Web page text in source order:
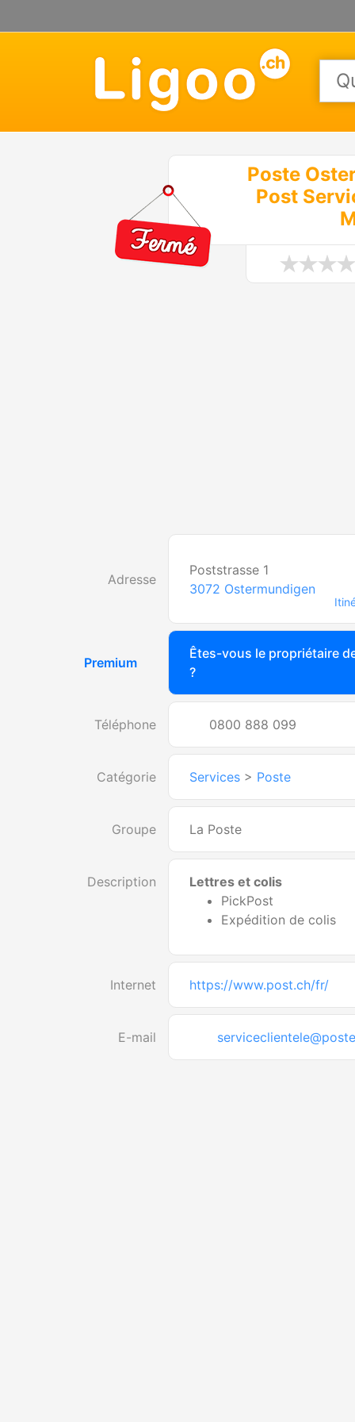
Poste
Post
Adresse
Poststrasse 1
3072 Ostermundigen
Premium
Êtes-vous le propriétaire
?
Téléphone 0800 888 099
Catégorie Services > Poste
Groupe La Poste
Description
Lettres et colis
PickPost
Expédition de colis
Internet https://www.post.ch/fr/
E-mail